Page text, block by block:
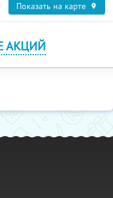
Показать на карте
АКЦИЙ